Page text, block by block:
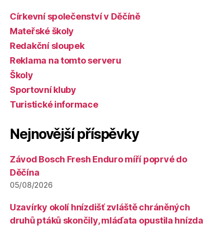
Církevní společenství v Děčíně
Mateřské školy
Redakční sloupek
Reklama na tomto serveru
Školy
Sportovní kluby
Turistické informace
Nejnovější příspěvky
Závod Bosch Fresh Enduro míří poprvé do
Děčína
05/08/2026
Uzavírky okolí hnízdišť zvláště chráněných
druhů ptáků skončily, mláďata opustila hnízda